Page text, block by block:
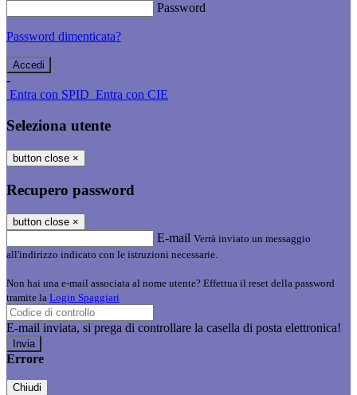
Password
Password dimenticata?
-
Entra con SPID Entra con CIE
Seleziona utente
button close ×
Recupero password
button close ×
E-mail Verrà inviato un messaggio
all'indirizzo indicato con le istruzioni necessarie.
Non hai una e-mail associata al nome utente? Effettua il reset della password
tramite la Login Spaggiari
E-mail inviata, si prega di controllare la casella di posta elettronica!
Errore
Chiudi